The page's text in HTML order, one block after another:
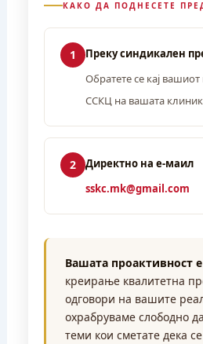
КАКО ДА ПОДНЕСЕТЕ
1
Преку синдикален
Обратете се кај
ССКЦ на вашата
2
Директно на е-маил
sskc.mk@gmail.com
Вашата проактивност
креирање квалитетна
одговори на вашите
охрабруваме слободно
теми кои сметате дека